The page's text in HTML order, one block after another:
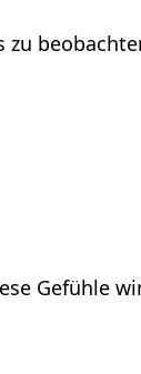
zu
Gefühle